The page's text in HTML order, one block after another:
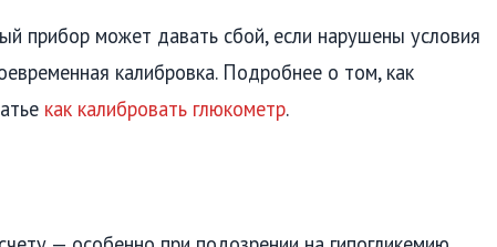
прибор может давать сбой, если нарушены условия
калибровка. Подробнее о том, как
как калибровать глюкометр.